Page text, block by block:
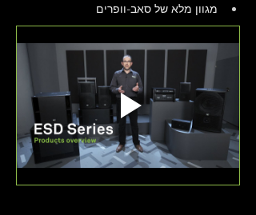
מגוון מלא של סאב-וופרים